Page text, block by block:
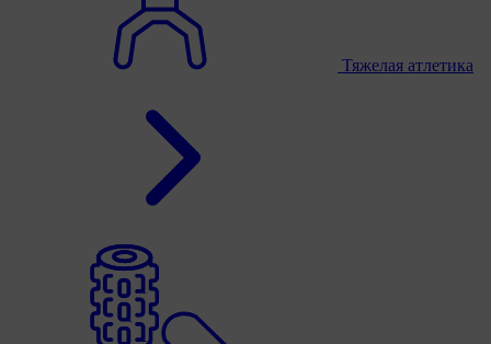
Тяжелая атлетика